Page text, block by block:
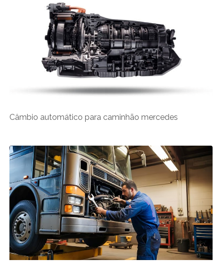
Câmbio automático para caminhão mercedes